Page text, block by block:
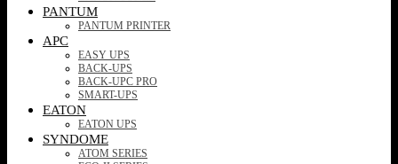
PANTUM
PANTUM PRINTER
APC
EASY UPS
BACK-UPS
BACK-UPC PRO
SMART-UPS
EATON
EATON UPS
SYNDOME
ATOM SERIES